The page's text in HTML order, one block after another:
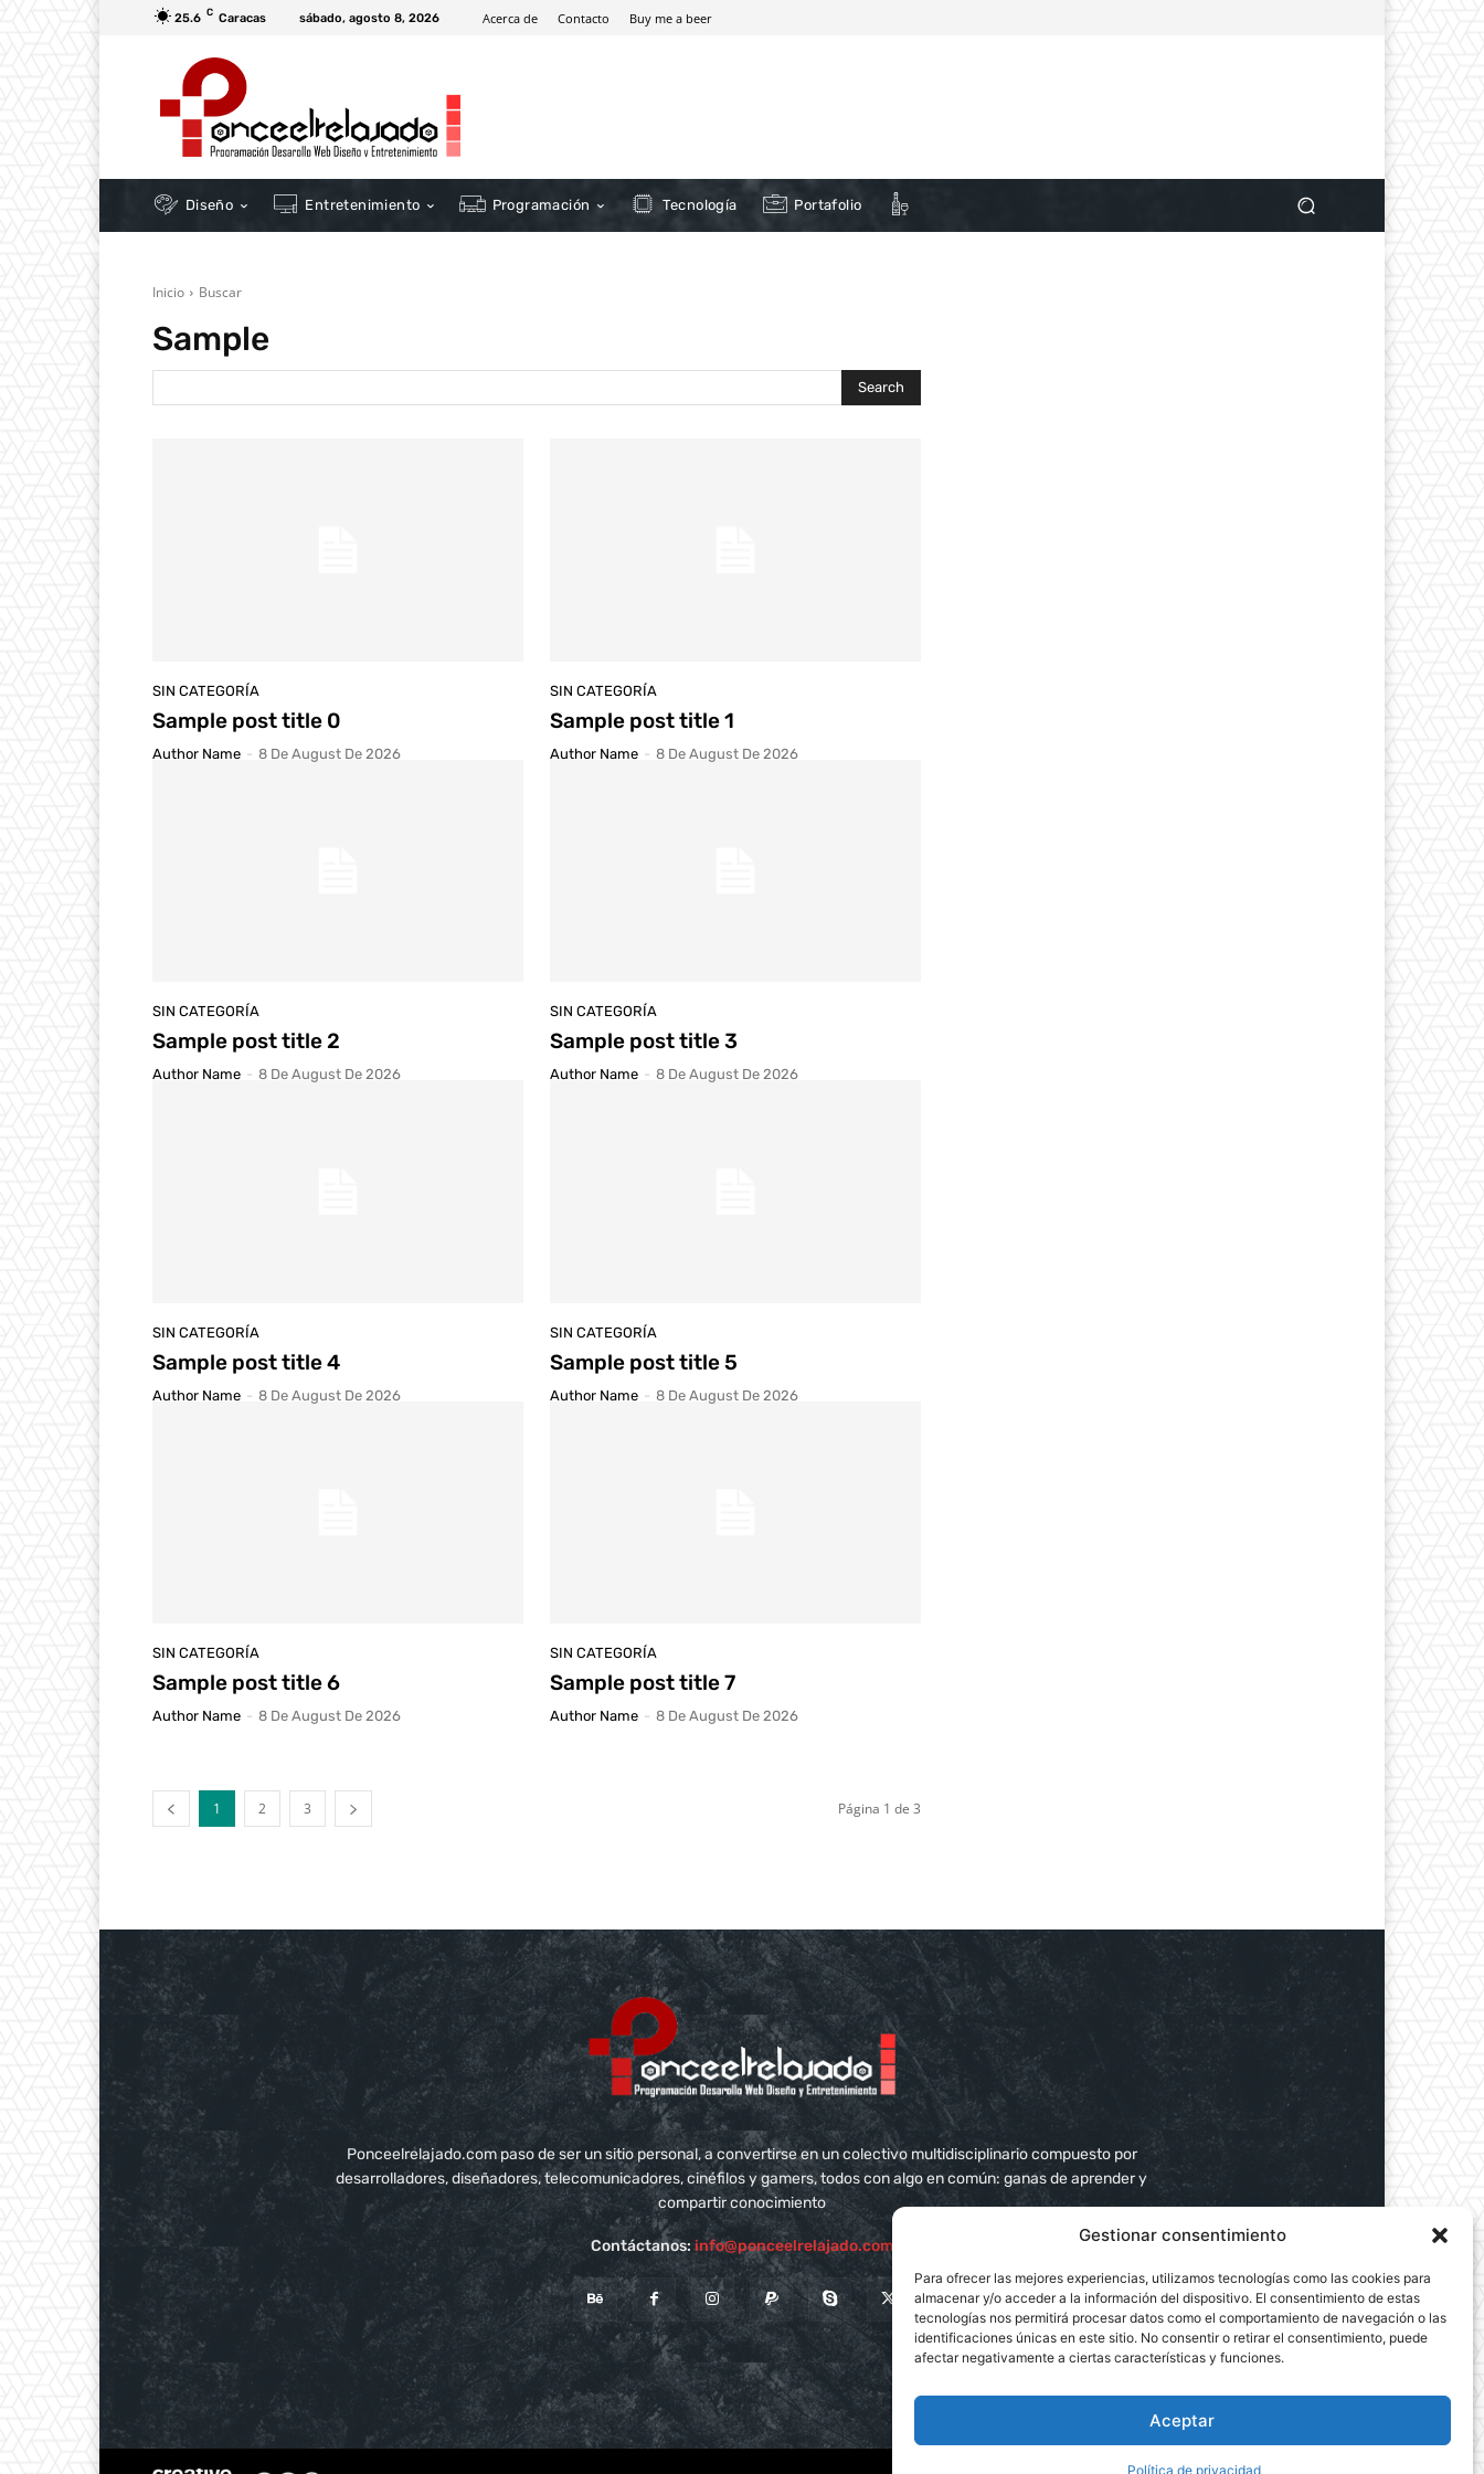
Gestionar consentimiento
Para ofrecer las mejores experiencias, utilizamos tecnologías como las cookies para
almacenar y/o acceder a la información del dispositivo. El consentimiento de estas
tecnologías nos permitirá procesar datos como el comportamiento de navegación o las
identificaciones únicas en este sitio. No consentir o retirar el consentimiento, puede
afectar negativamente a ciertas características y funciones.
Aceptar
Política de privacidad
25.6 C Caracas sábado, agosto 8, 2026 Acerca de Contacto Buy me a beer
Diseño Entretenimiento Programación Tecnología Portafolio
Inicio Buscar
Sample
Search
SIN CATEGORÍA
Sample post title 0
Author Name - 8 De August De 2026
SIN CATEGORÍA
Sample post title 1
Author Name - 8 De August De 2026
SIN CATEGORÍA
Sample post title 2
Author Name - 8 De August De 2026
SIN CATEGORÍA
Sample post title 3
Author Name - 8 De August De 2026
SIN CATEGORÍA
Sample post title 4
Author Name - 8 De August De 2026
SIN CATEGORÍA
Sample post title 5
Author Name - 8 De August De 2026
SIN CATEGORÍA
Sample post title 6
Author Name - 8 De August De 2026
SIN CATEGORÍA
Sample post title 7
Author Name - 8 De August De 2026
1 2 3 Página 1 de 3
Ponceelrelajado.com paso de ser un sitio personal, a convertirse en un colectivo multidisciplinario compuesto por
desarrolladores, diseñadores, telecomunicadores, cinéfilos y gamers, todos con algo en común: ganas de aprender y
compartir conocimiento
Contáctanos: info@ponceelrelajado.com